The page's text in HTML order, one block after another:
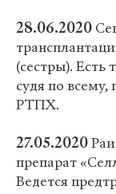
28.06.2020
(сестры).
судя по
РТПХ.
27.05.2020
препарат
Ведется